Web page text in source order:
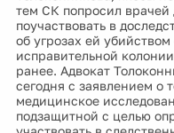
тем СК попросил врачей
поучаствовать в
об угрозах ей
исправительной
ранее. Адвокат
сегодня с заявлением о
медицинское
подзащитной с целью